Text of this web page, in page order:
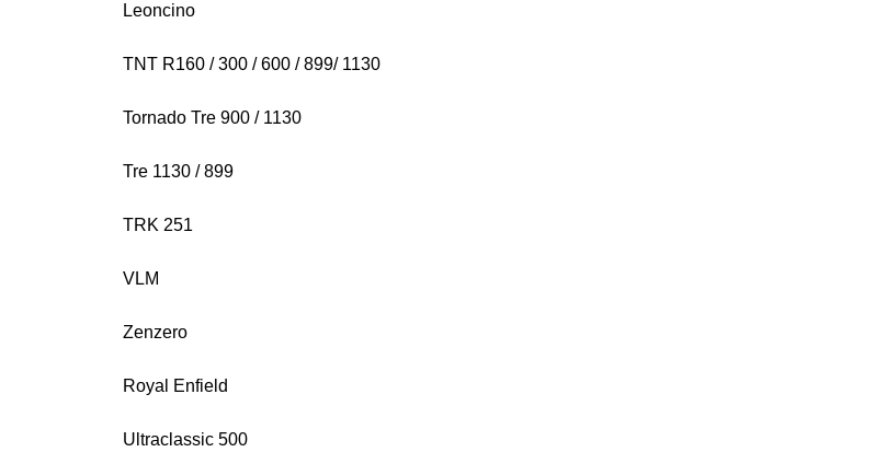
Leoncino
TNT R160 / 300 / 600 / 899/ 1130
Tornado Tre 900 / 1130
Tre 1130 / 899
TRK 251
VLM
Zenzero
Royal Enfield
Ultraclassic 500